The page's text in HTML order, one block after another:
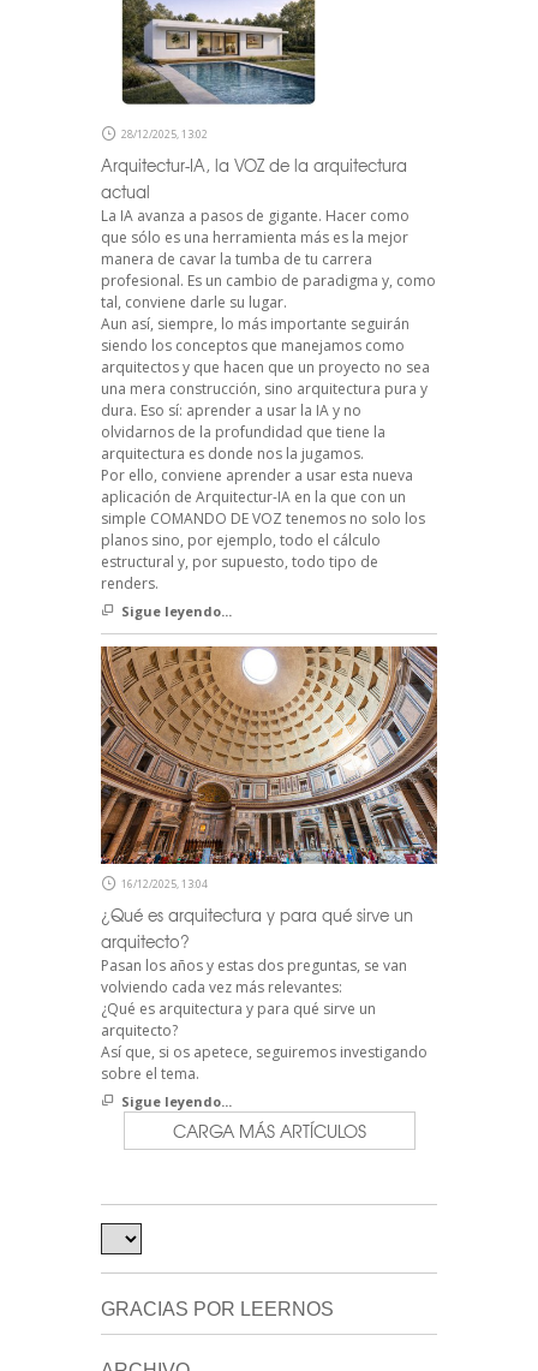
28/12/2025, 13:02
Arquitectur-IA, la VOZ de la arquitectura
actual
La IA avanza a pasos de gigante. Hacer como
que sólo es una herramienta más es la mejor
manera de cavar la tumba de tu carrera
profesional. Es un cambio de paradigma y, como
tal, conviene darle su lugar.
Aun así, siempre, lo más importante seguirán
siendo los conceptos que manejamos como
arquitectos y que hacen que un proyecto no sea
una mera construcción, sino arquitectura pura y
dura. Eso sí: aprender a usar la IA y no
olvidarnos de la profundidad que tiene la
arquitectura es donde nos la jugamos.
Por ello, conviene aprender a usar esta nueva
aplicación de Arquitectur-IA en la que con un
simple COMANDO DE VOZ tenemos no solo los
planos sino, por ejemplo, todo el cálculo
estructural y, por supuesto, todo tipo de
renders.
Sigue leyendo...
16/12/2025, 13:04
¿Qué es arquitectura y para qué sirve un
arquitecto?
Pasan los años y estas dos preguntas, se van
volviendo cada vez más relevantes:
¿Qué es arquitectura y para qué sirve un
arquitecto?
Así que, si os apetece, seguiremos investigando
sobre el tema.
Sigue leyendo...
CARGA MÁS ARTÍCULOS
GRACIAS POR LEERNOS